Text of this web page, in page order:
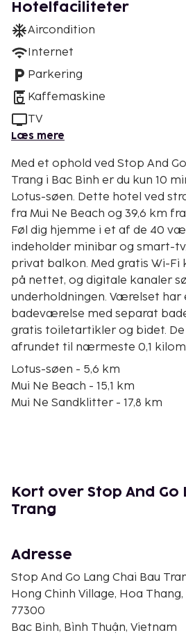
Hotelfaciliteter
Aircondition
Internet
Parkering
Kaffemaskine
TV
Læs mere
Med et ophold ved Stop And
Trang i Bac Binh er du kun 10
Lotus-søen. Dette hotel ved stranden ligger 15,1 km
fra Mui Ne Beach og 39,6 km
Føl dig hjemme i et af de 40
indeholder minibar og smart-
privat balkon. Med gratis Wi-Fi
på nettet, og digitale kanaler
underholdningen. Værelset har
badeværelse med separat
gratis toiletartikler og bidet.
afrundet til nærmeste 0,1
Lotus-søen - 5,6 km
Mui Ne Beach - 15,1 km
Mui Ne Sandklitter - 17,8 km
Fe Kilde (Suoi Tien) - 23 km
Hàm Tiến Marked - 25,5 km
Tropisk Minigolf - 29,5 km
RD Vinslot - 32,6 km
Sea Links City - 33,7 km
Fiskesauce Museum - 34,9 km
Hoang Hon Nui Co - 36,6 km
Den nærmeste store lufthavn er
Kort over Stop And Go
Trang
Adresse
Stop And Go Lang Chai Bau
Hong Chinh Village, Hoa Thang,
77300
Bac Binh, Bình Thuận, Vietnam